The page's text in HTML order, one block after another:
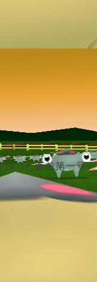
かった爺前第一号、